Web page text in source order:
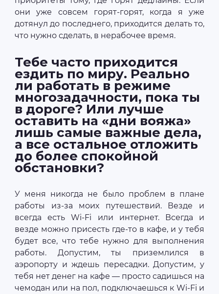
они уже совсем горят-горят, когда я уже
дотянул до последнего, приходится делать то,
что нужно сделать, в нерабочее время.
Тебе часто приходится
ездить по миру. Реально
ли работать в режиме
многозадачности, пока ты
в дороге? Или лучше
оставить на «дни вояжа»
лишь самые важные дела,
а все остальное отложить
до более спокойной
обстановки?
У меня никогда не было проблем в плане
работы из-за моих путешествий. Везде и
всегда есть Wi-Fi или интернет. Всегда и
везде можно присесть где-то в кафе, и у тебя
будет все, что тебе нужно для выполнения
работы. Допустим, ты приземлился в
аэропорту и ждешь пересадки. Допустим, у
тебя нет денег на кафе — просто садишься на
чемодан или на пол, подключаешься к Wi-Fi и